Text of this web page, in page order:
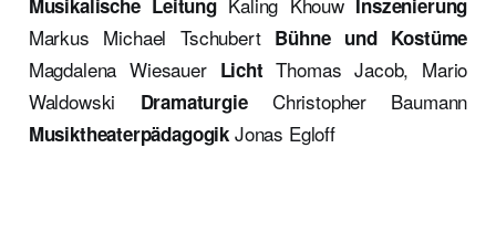
Musikalische Leitung Inszenierung
Markus Michael Tschubert Bühne und Kostüme
Magdalena Wiesauer LichtThomas Jacob, Mario
Waldowski DramaturgieChristopher Baumann
Musiktheaterpädagogik Jonas Egloff